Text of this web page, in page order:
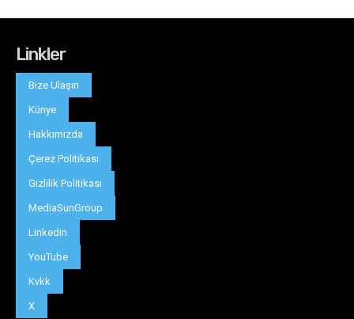
Linkler
Bize Ulaşın
Künye
Hakkımızda
Çerez Politikası
Gizlilik Politikası
MediaSunGroup
Linkedin
YouTube
Kvkk
X